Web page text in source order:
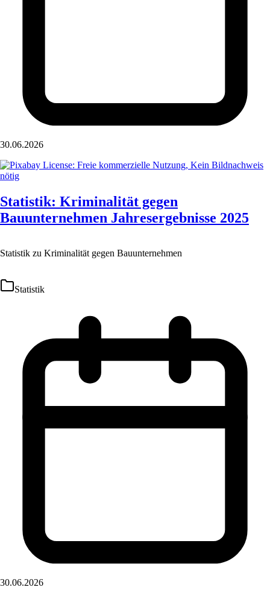
30.06.2026
Statistik: Kriminalität gegen
Bauunternehmen Jahresergebnisse 2025
Statistik zu Kriminalität gegen Bauunternehmen
Statistik
30.06.2026